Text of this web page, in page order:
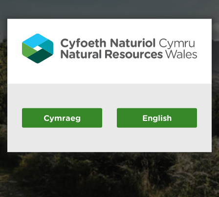
Cymraeg English